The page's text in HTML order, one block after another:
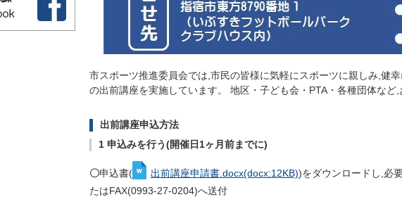
市スポーツ推進委員会では,市民の皆様に気軽にスポーツに親しみ,健
の出前講座を実施しています。 地区・子ども会・PTA・各種団体など,
出前講座申込方法
1 申込みを行う(開催日1ヶ月前までに)
〇申込書( 出前講座申請書.docx(docx:12KB))をダウンロードし,必
たはFAX(0993-27-0204)へ送付